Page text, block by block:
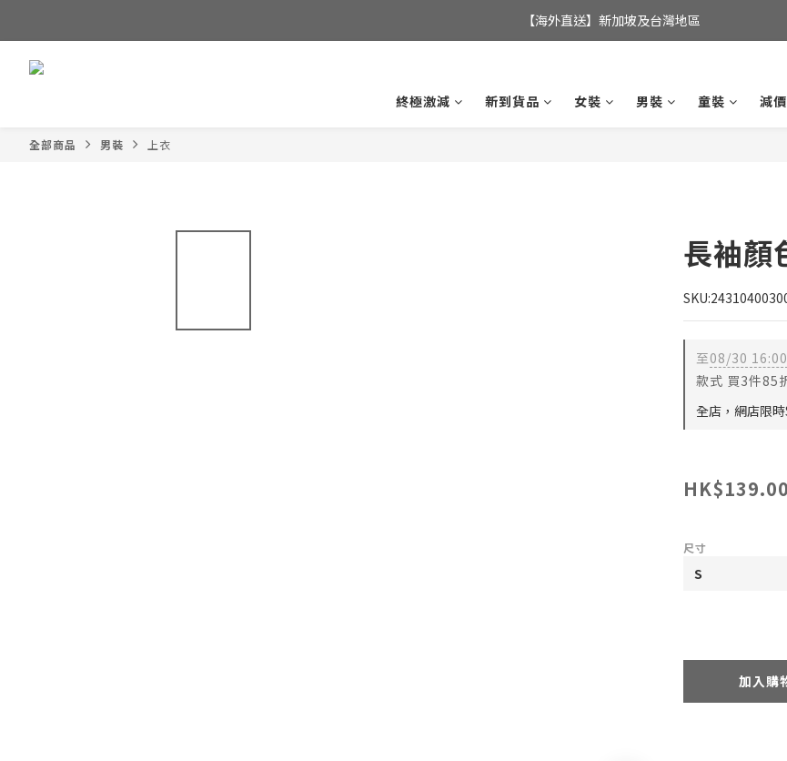
全店滿$350，即可享港澳地區免運費;
【海外直送】新加坡及台灣地區
終極激減
新到貨品 女裝 男裝 童裝 減
全部商品 男裝 上衣
長袖顏
至08/30 16:00
款式 買3件85
全店，網店限
HK$139.00
尺寸
加入購